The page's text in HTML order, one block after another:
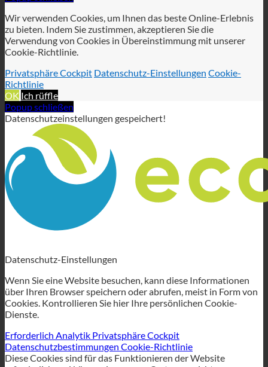
Popup schließen
Wir verwenden Cookies, um Ihnen das beste Online-Erlebnis
zu bieten. Indem Sie zustimmen, akzeptieren Sie die
Cookie-Richtlinie.
Privatsphäre Cockpit
Richtlinie
OKIch rüffle
Popup schließen
Datenschutzeinstellungen gespeichert!
Datenschutz-Einstellungen
Wenn Sie eine Website besuchen, kann diese Informationen
über Ihren Browser speichern oder abrufen, meist in Form von
Dienste.
ErforderlichAnalytikPrivatsphäre Cockpit